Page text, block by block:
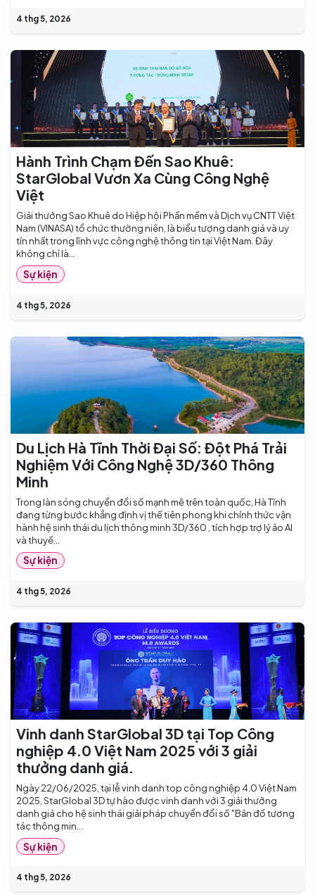
4 thg 5, 2026
Hành Trình Chạm Đến Sao Khuê:
StarGlobal Vươn Xa Cùng Công Nghệ
Việt
Giải thưởng Sao Khuê do Hiệp hội Phần mềm và Dịch vụ CNTT Việt
Nam (VINASA) tổ chức thường niên, là biểu tượng danh giá và uy
tín nhất trong lĩnh vực công nghệ thông tin tại Việt Nam. Đây
không chỉ là...
Sự kiện
4 thg 5, 2026
Du Lịch Hà Tĩnh Thời Đại Số: Đột Phá Trải
Nghiệm Với Công Nghệ 3D/360 Thông
Minh
Trong làn sóng chuyển đổi số mạnh mẽ trên toàn quốc, Hà Tĩnh
đang từng bước khẳng định vị thế tiên phong khi chính thức vận
hành hệ sinh thái du lịch thông minh 3D/360 , tích hợp trợ lý ảo AI
và thuyế...
Sự kiện
4 thg 5, 2026
Vinh danh StarGlobal 3D tại Top Công
nghiệp 4.0 Việt Nam 2025 với 3 giải
thưởng danh giá.
Ngày 22/06/2025, tại lễ vinh danh top công nghiệp 4.0 Việt Nam
2025, StarGlobal 3D tự hào được vinh danh với 3 giải thưởng
danh giá cho hệ sinh thái giải pháp chuyển đổi số "Bản đồ tương
tác thông min...
Sự kiện
4 thg 5, 2026